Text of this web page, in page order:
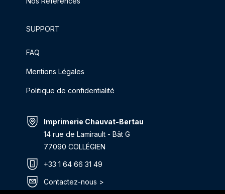
SUPPORT
FAQ
Mentions Légales
Politique de confidentialité
Imprimerie Chauvat-Bertau
14 rue de Lamirault - Bât G
77090 COLLÉGIEN
+33 1 64 66 31 49
Contactez-nous >